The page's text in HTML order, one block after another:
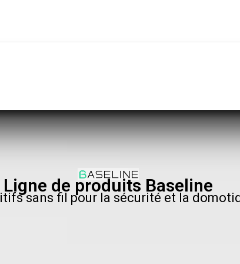
Ligne de produits Baseline
sans fil pour la sécurité et la